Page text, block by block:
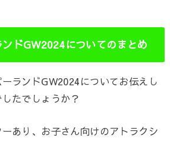
ドGW2024についてのまとめ
ランドGW2024についてお伝えし
たでしょうか？
あり、お子さん向けのアトラクシ